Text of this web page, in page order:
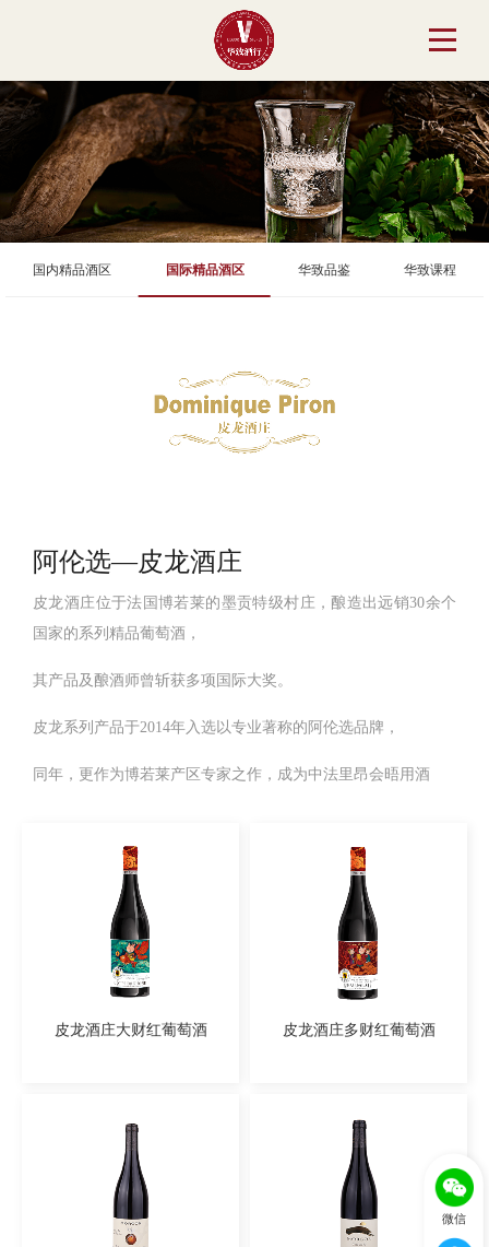
国内精品酒区 国际精品酒区 华致品鉴 华致课程
阿伦选—皮龙酒庄
皮龙酒庄位于法国博若莱的墨贡特级村庄，酿造出远销30余个
国家的系列精品葡萄酒，
其产品及酿酒师曾斩获多项国际大奖。
皮龙系列产品于2014年入选以专业著称的阿伦选品牌，
同年，更作为博若莱产区专家之作，成为中法里昂会晤用酒
皮龙酒庄大财红葡萄酒 皮龙酒庄多财红葡萄酒
微信